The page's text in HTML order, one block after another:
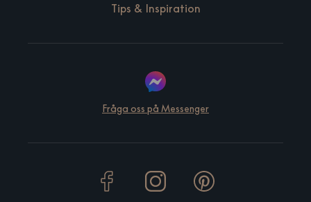
Tips & Inspiration
Fråga oss på Messenger